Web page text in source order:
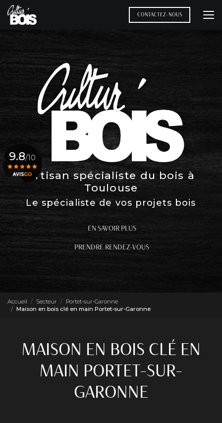
Aller
au
contenu
CONTACTEZ-NOUS
Artisan spécialiste du bois à
Toulouse
Le spécialiste de vos projets bois
EN SAVOIR PLUS
PRENDRE RENDEZ-VOUS
9.8/10
Accueil Secteur
Portet-sur-Garonne
Maison en bois clé en main Portet-sur-Garonne
MAISON EN BOIS CLÉ EN
MAIN PORTET-SUR-
GARONNE